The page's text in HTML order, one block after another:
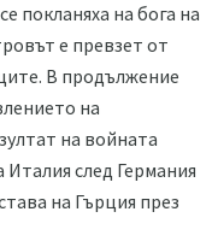
покланяха на бога на
е превзет от
В продължение
на
на войната
след Германия
на Гърция през